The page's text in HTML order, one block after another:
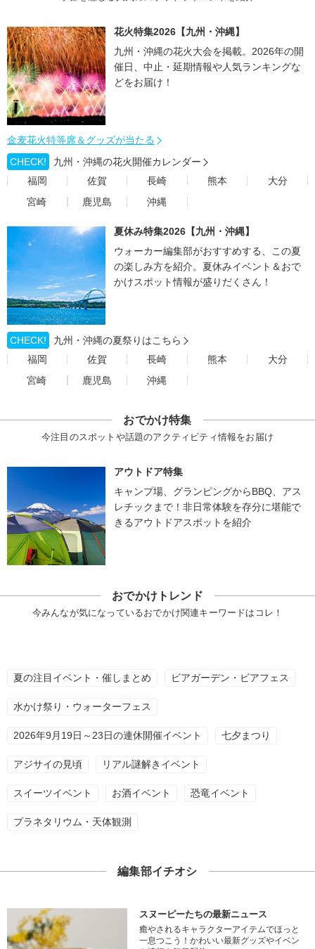
花火特集2026【九州・沖縄】
九州・沖縄の花火大会を掲載。2026年の開
催日、中止・延期情報や人気ランキングな
どをお届け！
金麦花火特等席＆グッズが当たる
CHECK!
九州・沖縄の花火開催カレンダー
福岡
佐賀 長崎 熊本
大分
宮崎
鹿児島 沖縄
夏休み特集2026【九州・沖縄】
ウォーカー編集部がおすすめする、この夏
の楽しみ方を紹介。夏休みイベント＆おで
かけスポット情報が盛りだくさん！
CHECK!
九州・沖縄の夏祭りはこちら
福岡
佐賀 長崎 熊本
大分
宮崎
鹿児島 沖縄
おでかけ特集
今注目のスポットや話題のアクティビティ情報をお届け
アウトドア特集
キャンプ場、グランピングからBBQ、アス
レチックまで！非日常体験を存分に堪能で
きるアウトドアスポットを紹介
おでかけトレンド
今みんなが気になっているおでかけ関連キーワードはコレ！
夏の注目イベント・催しまとめ ビアガーデン・ビアフェス
水かけ祭り・ウォーターフェス
2026年9月19日～23日の連休開催イベント 七夕まつり
アジサイの見頃 リアル謎解きイベント
スイーツイベント お酒イベント 恐竜イベント
プラネタリウム・天体観測
編集部イチオシ
スヌーピーたちの最新ニュース
癒やされるキャラクターアイテムでほっと
一息つこう！かわいい最新グッズやイベン